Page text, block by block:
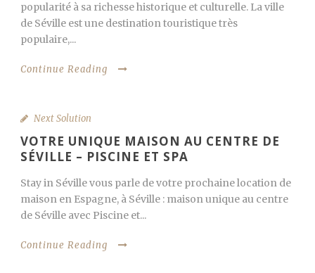
popularité à sa richesse historique et culturelle. La ville
de Séville est une destination touristique très
populaire,...
Continue Reading
Next Solution
VOTRE UNIQUE MAISON AU CENTRE DE
SÉVILLE – PISCINE ET SPA
Stay in Séville vous parle de votre prochaine location de
maison en Espagne, à Séville : maison unique au centre
de Séville avec Piscine et...
Continue Reading